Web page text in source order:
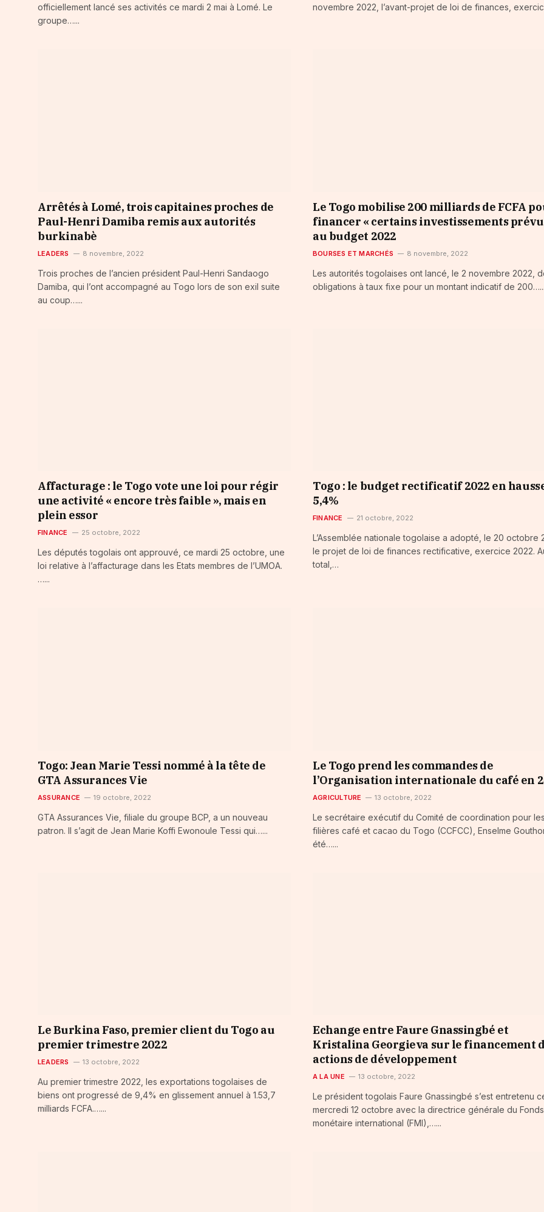
officiellement lancé ses activités ce mardi 2 mai à Lomé. Le
groupe…...
novembre 2022, l’avant-projet de loi de finances,
Arrêtés à Lomé, trois capitaines proches de
Paul-Henri Damiba remis aux autorités
burkinabè
LEADERS 8 novembre, 2022
Trois proches de l’ancien président Paul-Henri Sandaogo
Damiba, qui l’ont accompagné au Togo lors de son exil suite
au coup…...
Le Togo mobilise 200 milliards de FCFA
financer « certains investissements
au budget 2022
BOURSES ET MARCHÉS 8 novembre, 2022
Les autorités togolaises ont lancé, le 2 novembre 2022,
obligations à taux fixe pour un montant indicatif de 200…...
Affacturage : le Togo vote une loi pour régir
une activité « encore très faible », mais en
plein essor
FINANCE 25 octobre, 2022
Les députés togolais ont approuvé, ce mardi 25 octobre, une
loi relative à l’affacturage dans les Etats membres de l’UMOA.
…...
Togo : le budget rectificatif 2022 en
5,4%
FINANCE 21 octobre, 2022
L’Assemblée nationale togolaise a adopté, le 20 octobre
le projet de loi de finances rectificative, exercice 2022.
total,…
Togo: Jean Marie Tessi nommé à la tête de
GTA Assurances Vie
ASSURANCE 19 octobre, 2022
GTA Assurances Vie, filiale du groupe BCP, a un nouveau
patron. Il s’agit de Jean Marie Koffi Ewonoule Tessi qui…...
Le Togo prend les commandes de
l’Organisation internationale du café en
AGRICULTURE 13 octobre, 2022
Le secrétaire exécutif du Comité de coordination pour les
filières café et cacao du Togo (CCFCC), Enselme
été…...
Le Burkina Faso, premier client du Togo au
premier trimestre 2022
LEADERS 13 octobre, 2022
Au premier trimestre 2022, les exportations togolaises de
biens ont progressé de 9,4% en glissement annuel à 1.53,7
milliards FCFA.…...
Echange entre Faure Gnassingbé et
Kristalina Georgieva sur le financement
actions de développement
A LA UNE 13 octobre, 2022
Le président togolais Faure Gnassingbé s’est entretenu
mercredi 12 octobre avec la directrice générale du Fonds
monétaire international (FMI),…...